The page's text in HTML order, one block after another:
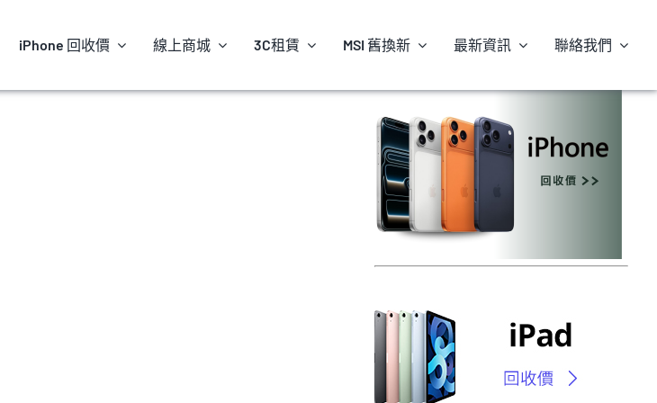
iPhone 回收價 線上商城 3C租賃 MSI 舊換新 最新資訊 聯絡我們